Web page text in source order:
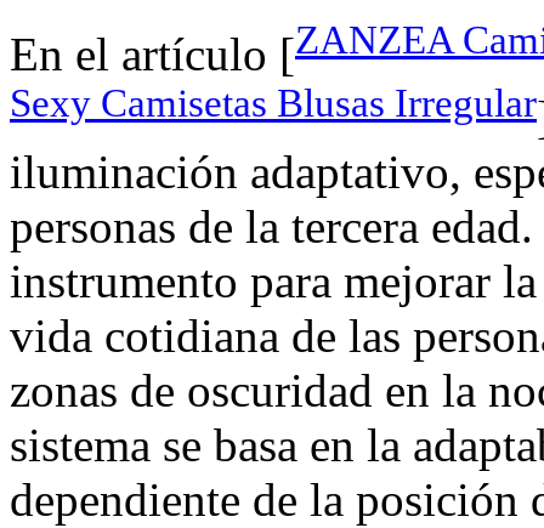
En el artículo [ZANZEA
Sexy Camisetas Blusas Irregular
iluminación adaptativo,
personas de la tercera
instrumento para mejorar
vida cotidiana de las
zonas de oscuridad en la
sistema se basa en la
dependiente de la posición